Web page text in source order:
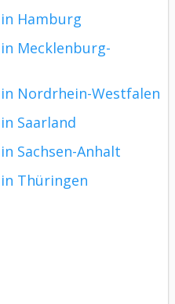
Hamburg
Mecklenburg-
Nordrhein-Westfalen
Saarland
Sachsen-Anhalt
Thüringen